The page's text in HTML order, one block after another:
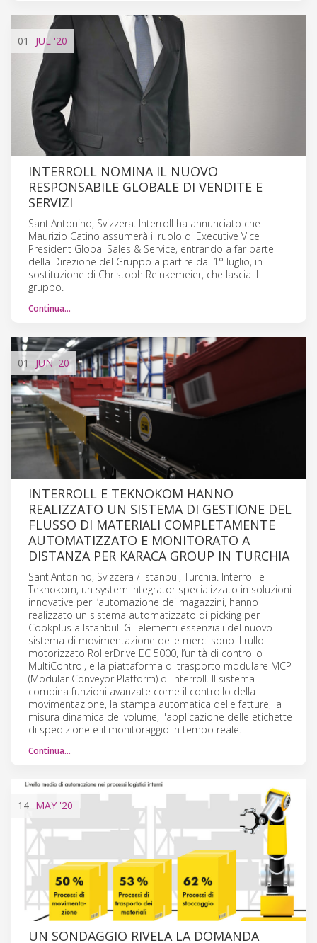
01 JUL '20
INTERROLL NOMINA IL NUOVO
RESPONSABILE GLOBALE DI VENDITE E
SERVIZI
Sant'Antonino, Svizzera. Interroll ha annunciato che
Maurizio Catino assumerà il ruolo di Executive Vice
President Global Sales & Service, entrando a far parte
della Direzione del Gruppo a partire dal 1° luglio, in
sostituzione di Christoph Reinkemeier, che lascia il
gruppo.
Continua…
01 JUN'20
INTERROLL E TEKNOKOM HANNO
REALIZZATO UN SISTEMA DI GESTIONE DEL
FLUSSO DI MATERIALI COMPLETAMENTE
AUTOMATIZZATO E MONITORATO A
DISTANZA PER KARACA GROUP IN TURCHIA
Sant'Antonino, Svizzera / Istanbul, Turchia. Interroll e
Teknokom, un system integrator specializzato in soluzioni
innovative per l’automazione dei magazzini, hanno
realizzato un sistema automatizzato di picking per
Cookplus a Istanbul. Gli elementi essenziali del nuovo
sistema di movimentazione delle merci sono il rullo
motorizzato RollerDrive EC 5000, l’unità di controllo
MultiControl, e la piattaforma di trasporto modulare MCP
(Modular Conveyor Platform) di Interroll. Il sistema
combina funzioni avanzate come il controllo della
movimentazione, la stampa automatica delle fatture, la
misura dinamica del volume, l'applicazione delle etichette
di spedizione e il monitoraggio in tempo reale.
Continua…
14 MAY '20
UN SONDAGGIO RIVELA LA DOMANDA